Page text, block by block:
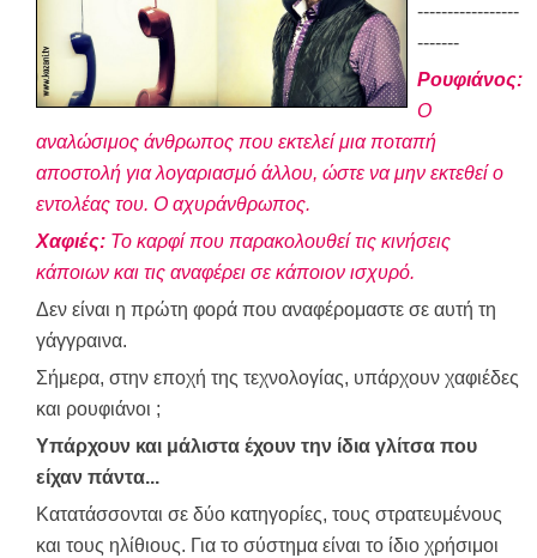
-----------------
-------
Ρουφιάνος:
Ο
αναλώσιμος άνθρωπος που εκτελεί μια ποταπή
αποστολή για λογαριασμό άλλου, ώστε να μην εκτεθεί ο
εντολέας του. Ο αχυράνθρωπος.
Χαφιές: Το καρφί που παρακολουθεί τις κινήσεις
κάποιων και τις αναφέρει σε κάποιον ισχυρό.
Δεν είναι η πρώτη φορά που αναφέρομαστε σε αυτή τη
γάγγραινα.
Σήμερα, στην εποχή της τεχνολογίας, υπάρχουν χαφιέδες
και ρουφιάνοι ;
Υπάρχουν και μάλιστα έχουν την ίδια γλίτσα που
είχαν πάντα...
Κατατάσσονται σε δύο κατηγορίες, τους στρατευμένους
και τους ηλίθιους. Για το σύστημα είναι το ίδιο χρήσιμοι